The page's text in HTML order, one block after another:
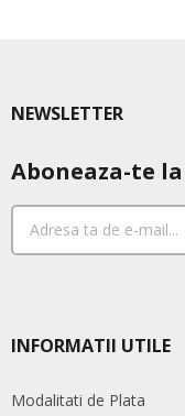
NEWSLETTER
Aboneaza-te
INFORMATII UTILE
Modalitati de Plata